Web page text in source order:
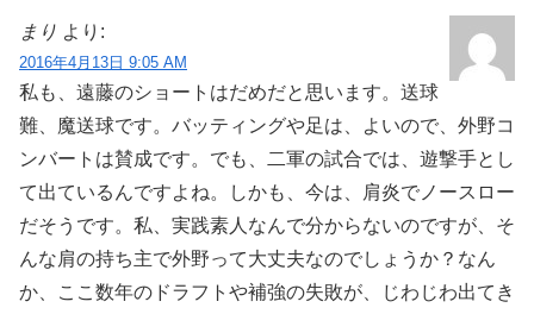
まり より:
2016年4月13日 9:05 AM
私も、遠藤のショートはだめだと思います。送球
難、魔送球です。バッティングや足は、よいので、外野コ
ンバートは賛成です。でも、二軍の試合では、遊撃手とし
て出ているんですよね。しかも、今は、肩炎でノースロー
だそうです。私、実践素人なんで分からないのですが、そ
んな肩の持ち主で外野って大丈夫なのでしょうか？なん
か、ここ数年のドラフトや補強の失敗が、じわじわ出てき